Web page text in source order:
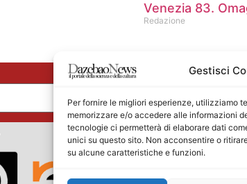
Gestisci
Per fornire le migliori esperienze, utilizziamo
memorizzare e/o accedere alle informazioni
tecnologie ci permetterà di elaborare dati
unici su questo sito. Non acconsentire o
su alcune caratteristiche e funzioni.
Venezia 83.
Redazione
Nome